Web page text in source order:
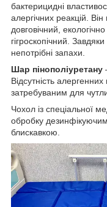
бактерицидні
алергічних реакцій.
довговічний,
гігроскопічний.
непотрібні запахи.
Шар пінополіуретану
Відсутність
затребуваним для
Чохол із спеціальної
обробку
блискавкою.